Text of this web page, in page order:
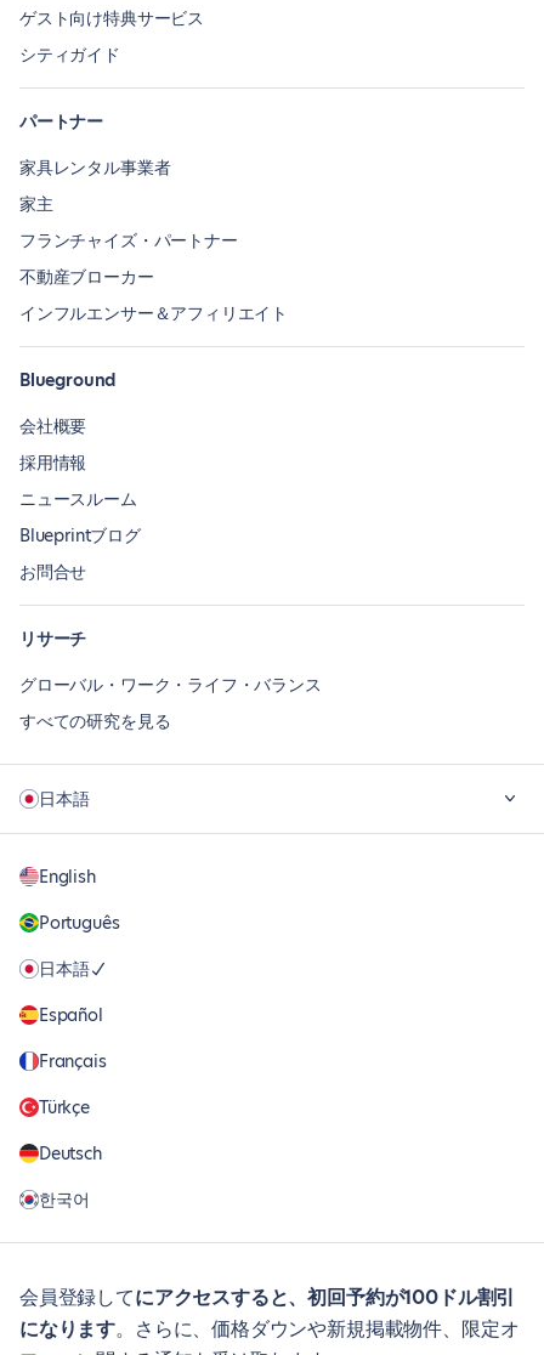
ゲスト向け特典サービス
シティガイド
パートナー
家具レンタル事業者
家主
フランチャイズ・パートナー
不動産ブローカー
インフルエンサー＆アフィリエイト
Blueground
会社概要
採用情報
ニュースルーム
Blueprintブログ
お問合せ
リサーチ
グローバル・ワーク・ライフ・バランス
すべての研究を見る
日本語
English
Português
日本語
Español
Français
Türkçe
Deutsch
한국어
会員登録してにアクセスすると、初回予約が100ドル割引
になります。さらに、価格ダウンや新規掲載物件、限定オ